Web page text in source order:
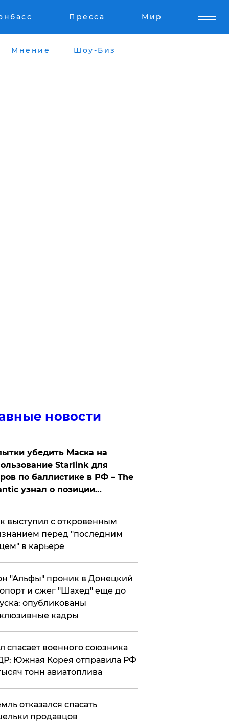
Пресса Мир
Мнение Шоу-Биз
новости
убедить Маска на
Starlink для
по баллистике в РФ – The
узнал о позиции
выступил с откровенным
перед "последним
в карьере
"Альфы" проник в Донецкий
и сжег "Шахед" еще до
опубликованы
кадры
спасает военного союзника
Южная Корея отправила РФ
тонн авиатоплива
отказался спасать
продавцов